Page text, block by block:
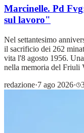
Marcinelle. Pd
sul lavoro"
Nel settantesimo
il sacrificio dei 262
vita l'8 agosto 1956.
nella memoria del Friuli
redazione·7 ago 2026·